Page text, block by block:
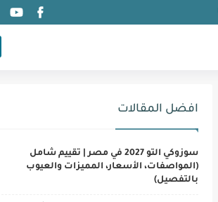
افضل المقالات
سوزوكي التو 2027 في مصر | تقييم شامل
(المواصفات، الأسعار، المميزات والعيوب
بالتفصيل)